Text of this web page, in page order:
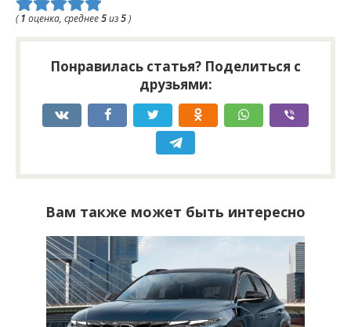
(1 оценка, среднее5из5)
Понравилась статья? Поделиться с
друзьями:
Вам также может быть интересно